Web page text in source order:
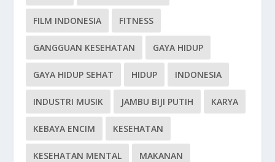
FILM INDONESIA FITNESS
GANGGUAN KESEHATAN GAYA HIDUP
GAYA HIDUP SEHAT HIDUP INDONESIA
INDUSTRI MUSIK JAMBU BIJI PUTIH KARYA
KEBAYA ENCIM KESEHATAN
KESEHATAN MENTAL MAKANAN